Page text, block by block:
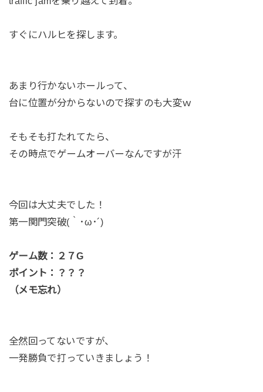
すぐにハルヒを探します。
あまり行かないホールって、
台に位置が分からないので探すのも大変ｗ
そもそも打たれてたら、
その時点でゲームオーバーなんですが汗
今回は大丈夫でした！
第一関門突破(｀･ω･´)
ゲーム数：２７G
ポイント：？？？
（メモ忘れ）
全然回ってないですが、
一発勝負で打っていきましょう！